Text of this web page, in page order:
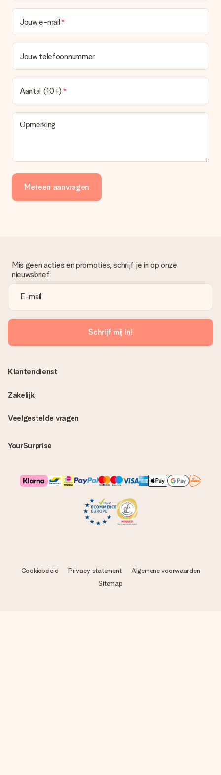
Jouw e-mail
Jouw telefoonnummer
Aantal (10+)
Opmerking
Meteen aanvragen
Mis geen acties en promoties, schrijf je in op onze
nieuwsbrief
Schrijf mij in!
Veelgestelde vragen
YourSurprise
Klantendienst
Zakelijk
Cookiebeleid Privacy statement
Algemene voorwaarden
Sitemap